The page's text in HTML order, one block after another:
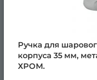
Ручка для
корпуса 35 мм,
ХРОМ.